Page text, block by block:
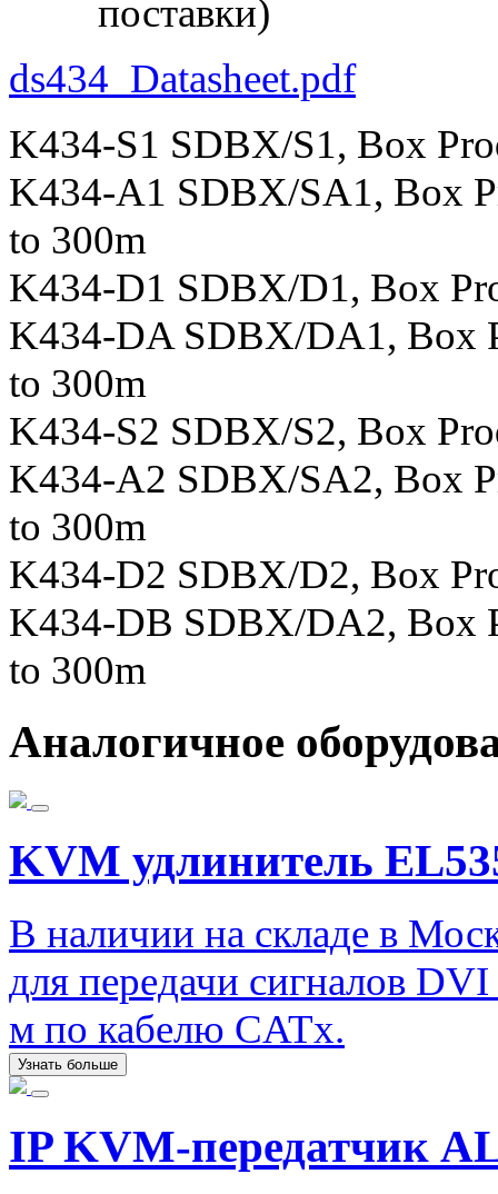
поставки)
ds434_Datasheet.pdf
K434-S1 SDBX/S1, Box
K434-A1 SDBX/SA1, Box
to 300m
K434-D1 SDBX/D1, Box
K434-DA SDBX/DA1, Box
to 300m
K434-S2 SDBX/S2, Box
K434-A2 SDBX/SA2, Box
to 300m
K434-D2 SDBX/D2, Box
K434-DB SDBX/DA2, Box
to 300m
Аналогичное
KVM удлинитель
В наличии на складе в
для передачи сигналов
м по кабелю CATx.
Узнать больше
IP KVM-передатчик